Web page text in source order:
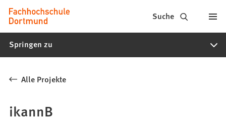
Inhalt anspringen
Fachhochschule
Dortmund
-
Studiengänge,
Bewerbung
Suche
Springen zu
Alle Projekte
ikannB